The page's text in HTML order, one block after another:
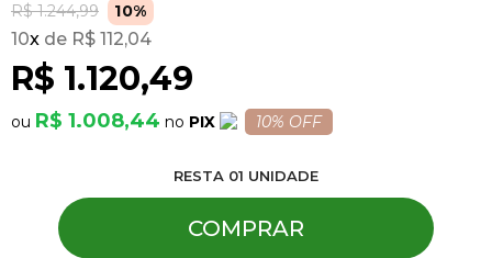
R$ 1.244,99 10%
R$ 1.120,49
10x R$ 112,04
R$ 1.008,44 PIX 10% OFF
RESTA 01 UNIDADE
COMPRAR
Pulseiras
Piercing
Pedras Preciosas
Presente